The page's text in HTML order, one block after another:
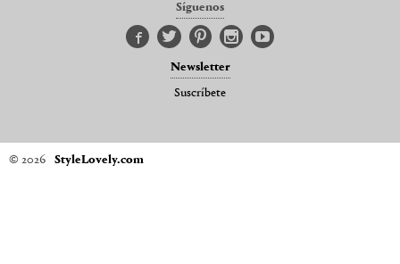
Síguenos
Newsletter
Suscríbete
© 2026 StyleLovely.com